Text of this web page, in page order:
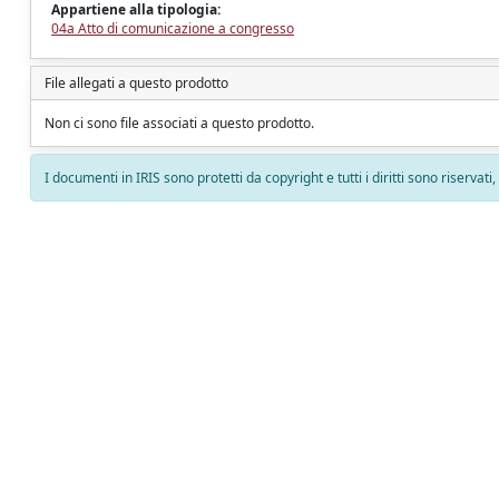
Appartiene alla tipologia:
04a Atto di comunicazione a congresso
File allegati a questo prodotto
Non ci sono file associati a questo prodotto.
I documenti in IRIS sono protetti da copyright e tutti i diritti sono